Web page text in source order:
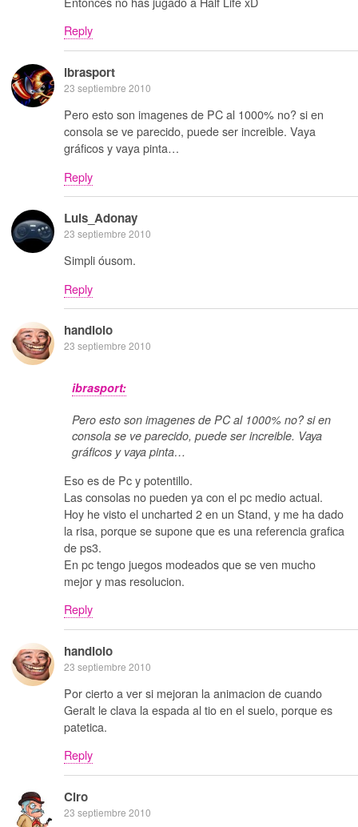
Reply
ibrasport
23 septiembre 2010
Pero esto son imagenes de PC al 1000% no? si en
consola se ve parecido, puede ser increible. Vaya
gráficos y vaya pinta…
Reply
Luis_Adonay
23 septiembre 2010
Simpli óusom.
Reply
handlolo
23 septiembre 2010
ibrasport:
Pero esto son imagenes de PC al 1000% no? si en
consola se ve parecido, puede ser increible. Vaya
gráficos y vaya pinta…
Eso es de Pc y potentillo.
Las consolas no pueden ya con el pc medio actual.
Hoy he visto el uncharted 2 en un Stand, y me ha dado
la risa, porque se supone que es una referencia grafica
de ps3.
En pc tengo juegos modeados que se ven mucho
mejor y mas resolucion.
Reply
handlolo
23 septiembre 2010
Por cierto a ver si mejoran la animacion de cuando
Geralt le clava la espada al tio en el suelo, porque es
patetica.
Reply
Ciro
23 septiembre 2010